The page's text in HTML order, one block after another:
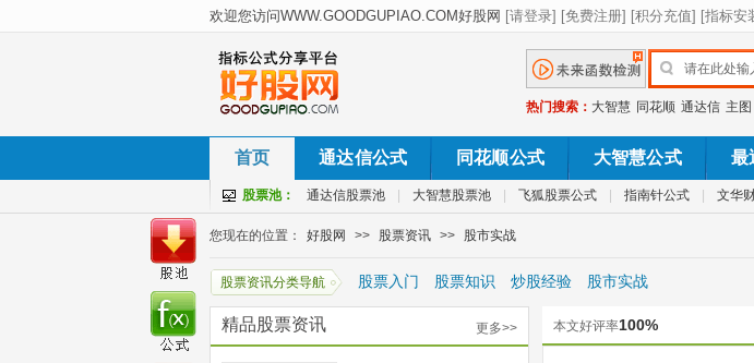
热门搜索： 大智慧 同花顺 通达信 主图
首页 通达信公式 同花顺公式 大智慧公式 最
股票池： 通达信股票池 大智慧股票池 飞狐股票公式 指南针公式 文华
您现在的位置： 好股网 >> 股票资讯 >> 股市实战
股票资讯分类导航 股票入门 股票知识 炒股经验 股市实战
精品股票资讯 更多>> 本文好评率100%